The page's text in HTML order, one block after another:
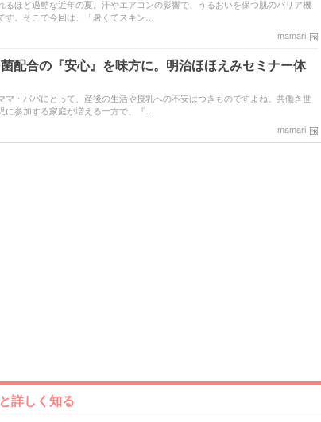
るほど過酷な近年の夏。汗やエアコンの影響で、うるおいを保つ肌のバリア機
す。そこで今回は、「暑くてスキン…
mamari
配合の『安心』を味方に。明治ほほえみセミナー体
マ・パパにとって、産後の生活や授乳への不安はつきものですよね。共働き世
に参加する家庭が増える一方で、『…
mamari
詳しく知る